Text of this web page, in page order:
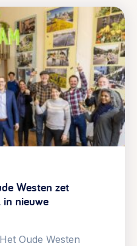
Westen zet
nieuwe
Oude Westen